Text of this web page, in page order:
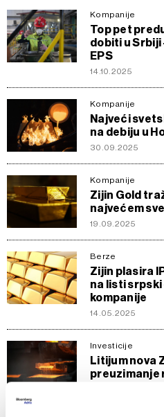
Kompanije
Top pet
dobiti u
EPS
14.10.2025
Kompanije
Najveći
na debiju u
30.09.2025
Kompanije
Zijin Gold
najvećem
19.09.2025
Berze
Zijin plasira
na listi
kompanije
14.05.2025
Investicije
Litijum nova
preuzimanje